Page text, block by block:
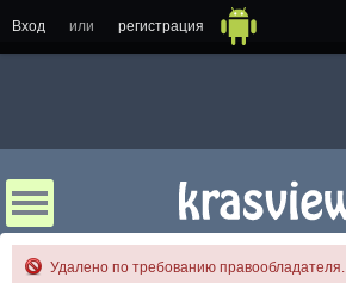
Вход или регистрация
Удалено по требованию правообладателя.